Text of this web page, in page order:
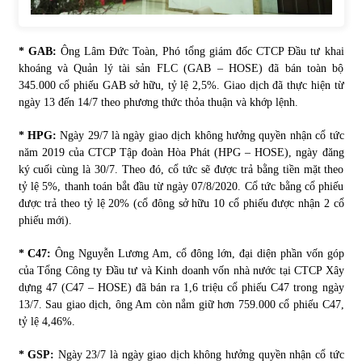
31/05/2022
Chứng khoán ngày 30/5/2022: Top 10 cổ phiếu nổi bật
Phân tích giá tiền điện tử sau ngày thị trường lập kỷ lục
vốn hóa
09/11/2021
Chứng khoán ngày 12/10/2021: Top 10 cổ phiếu nổi bật
13/10/2021
* GAB: Ông Lâm Đức Toàn, Phó tổng giám đốc CTCP Đầu tư khai
khoáng và Quản lý tài sản FLC (GAB – HOSE) đã bán toàn bộ
345.000 cổ phiếu GAB sở hữu, tỷ lệ 2,5%. Giao dịch đã thực hiện từ
ngày 13 đến 14/7 theo phương thức thỏa thuận và khớp lệnh.
* HPG:Ngày 29/7 là ngày giao dịch không hưởng quyền nhận cổ tức
năm 2019 của CTCP Tập đoàn Hòa Phát (HPG – HOSE), ngày đăng
ký cuối cùng là 30/7. Theo đó, cổ tức sẽ được trả bằng tiền mặt theo
tỷ lệ 5%, thanh toán bắt đầu từ ngày 07/8/2020. Cổ tức bằng cổ phiếu
được trả theo tỷ lệ 20% (cổ đông sở hữu 10 cổ phiếu được nhận 2 cổ
phiếu mới).
* C47:Ông Nguyễn Lương Am, cổ đông lớn, đại diện phần vốn góp
của Tổng Công ty Đầu tư và Kinh doanh vốn nhà nước tại CTCP Xây
dựng 47 (C47 – HOSE) đã bán ra 1,6 triệu cổ phiếu C47 trong ngày
13/7. Sau giao dịch, ông Am còn nắm giữ hơn 759.000 cổ phiếu C47,
tỷ lệ 4,46%.
* GSP: Ngày 23/7 là ngày giao dịch không hưởng quyền nhận cổ tức